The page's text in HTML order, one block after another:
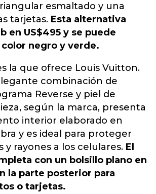
esmaltado y una
tarjetas. Esta alternativa
en US$495 y se puede
negro y verde.
la que ofrece Louis Vuitton.
combinación de
Reverse y piel de
según la marca, presenta
interior elaborado en
y es ideal para proteger
y rayones a los celulares. El
con un bolsillo plano en
la parte posterior para
o tarjetas.